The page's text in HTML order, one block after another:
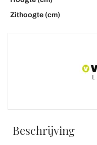
Zithoogte (cm)
Beschrijving